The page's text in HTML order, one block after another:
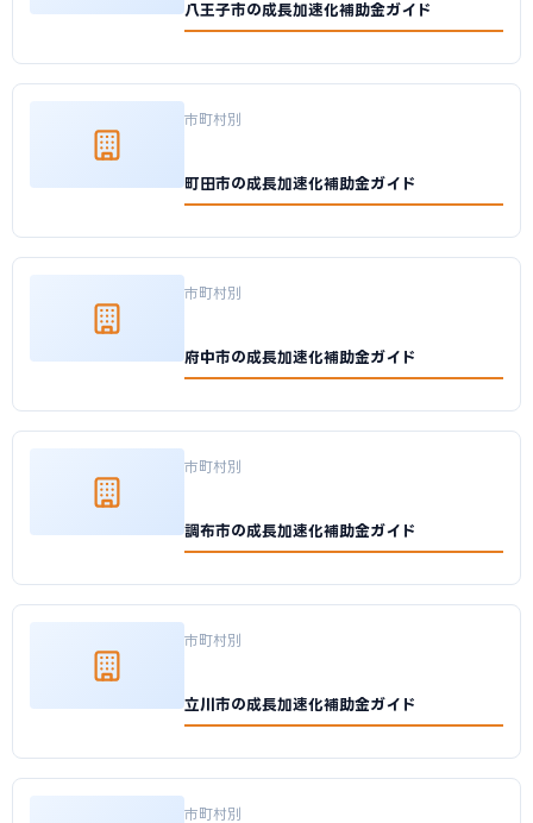
八王子市の成長加速化補助金ガイド
市町村別
町田市の成長加速化補助金ガイド
市町村別
府中市の成長加速化補助金ガイド
市町村別
調布市の成長加速化補助金ガイド
市町村別
立川市の成長加速化補助金ガイド
市町村別